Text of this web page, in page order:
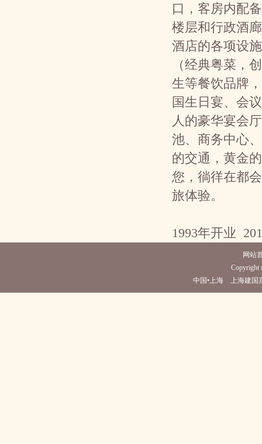
口，客房内配
楼层和行政酒
酒店的各项设
（经典粤菜，
生等餐饮品牌
国生日宴、会
人的豪华宴会
池、商务中心
的交通，黄金
您，徜徉在都
旅体验。
1993年开业
网站
Copyright
中国•上海 上海建国